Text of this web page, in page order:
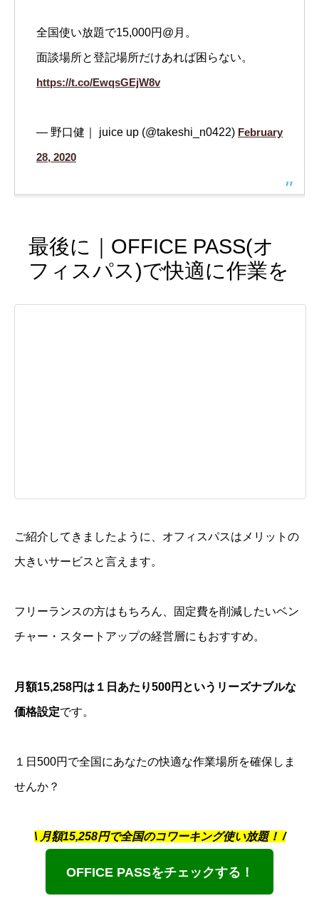
全国使い放題で15,000円@月。
面談場所と登記場所だけあれば困らない。
https://t.co/EwqsGEjW8v
— 野口健｜ juice up (@takeshi_n0422) February
28, 2020
最後に｜OFFICE PASS(オ
フィスパス)で快適に作業を
ご紹介してきましたように、オフィスパスはメリットの
大きいサービスと言えます。
フリーランスの方はもちろん、固定費を削減したいベン
チャー・スタートアップの経営層にもおすすめ。
月額15,258円は１日あたり500円というリーズナブルな
価格設定です。
１日500円で全国にあなたの快適な作業場所を確保しま
せんか？
\ 月額15,258円で全国のコワーキング使い放題！ /
OFFICE PASSをチェックする！